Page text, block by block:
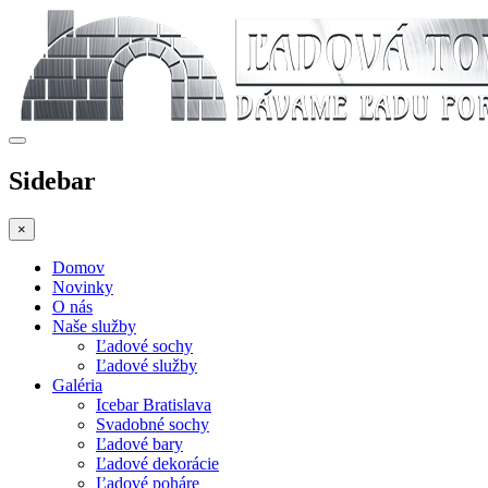
Sidebar
×
Domov
Novinky
O nás
Naše služby
Ľadové sochy
Ľadové služby
Galéria
Icebar Bratislava
Svadobné sochy
Ľadové bary
Ľadové dekorácie
Ľadové poháre